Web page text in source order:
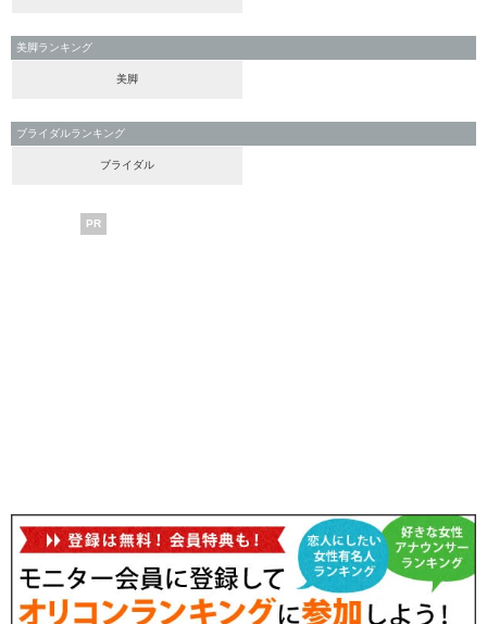
美脚ランキング
美脚
ブライダルランキング
ブライダル
PR